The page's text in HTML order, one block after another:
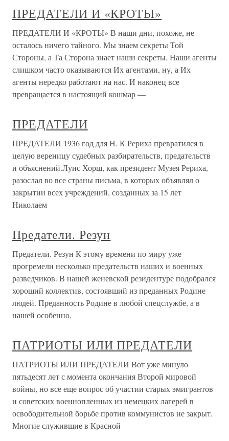
ПРЕДАТЕЛИ И «КРОТЫ»
ПРЕДАТЕЛИ И «КРОТЫ» В наши дни, похоже, не
осталось ничего тайного. Мы знаем секреты Той
Стороны, а Та Сторона знает наши секреты. Наши агенты
слишком часто оказываются Их агентами, ну, а Их
агенты нередко работают на нас. И наконец все
превращается в настоящий кошмар —
ПРЕДАТЕЛИ
ПРЕДАТЕЛИ 1936 год для Н. К Рериха превратился в
целую вереницу судебных разбирательств, предательств
и объяснений.Луис Хорш, как президент Музея Рериха,
разослал во все страны письма, в которых объявлял о
закрытии всех учреждений, созданных за 15 лет
Николаем
Предатели. Резун
Предатели. Резун К этому времени по миру уже
прогремели несколько предательств наших и военных
разведчиков. В нашей женевской резидентуре подобрался
хороший коллектив, состоявший из преданных Родине
людей. Преданность Родине в любой спецслужбе, а в
нашей особенно,
ПАТРИОТЫ ИЛИ ПРЕДАТЕЛИ
ПАТРИОТЫ ИЛИ ПРЕДАТЕЛИ Вот уже минуло
пятьдесят лет с момента окончания Второй мировой
войны, но все еще вопрос об участии старых эмигрантов
и советских военнопленных из немецких лагерей в
освободительной борьбе против коммунистов не закрыт.
Многие служившие в Красной